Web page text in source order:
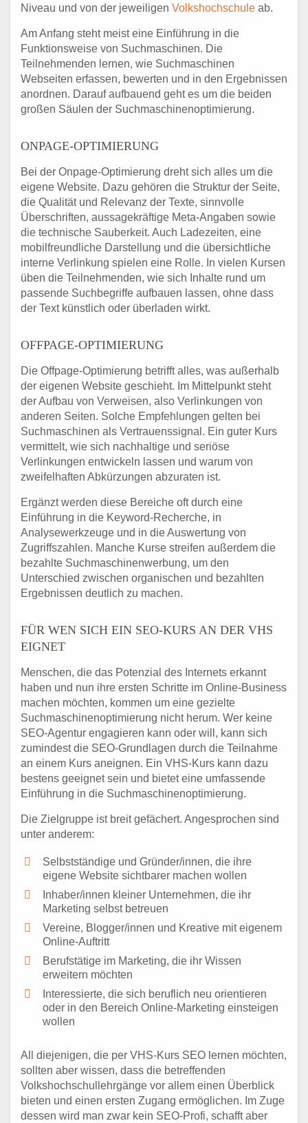
Niveau und von der jeweiligen Volkshochschule ab.
Am Anfang steht meist eine Einführung in die
Funktionsweise von Suchmaschinen. Die
Teilnehmenden lernen, wie Suchmaschinen
Webseiten erfassen, bewerten und in den Ergebnissen
anordnen. Darauf aufbauend geht es um die beiden
großen Säulen der Suchmaschinenoptimierung.
ONPAGE-OPTIMIERUNG
Bei der Onpage-Optimierung dreht sich alles um die
eigene Website. Dazu gehören die Struktur der Seite,
die Qualität und Relevanz der Texte, sinnvolle
Überschriften, aussagekräftige Meta-Angaben sowie
die technische Sauberkeit. Auch Ladezeiten, eine
mobilfreundliche Darstellung und die übersichtliche
interne Verlinkung spielen eine Rolle. In vielen Kursen
üben die Teilnehmenden, wie sich Inhalte rund um
passende Suchbegriffe aufbauen lassen, ohne dass
der Text künstlich oder überladen wirkt.
OFFPAGE-OPTIMIERUNG
Die Offpage-Optimierung betrifft alles, was außerhalb
der eigenen Website geschieht. Im Mittelpunkt steht
der Aufbau von Verweisen, also Verlinkungen von
anderen Seiten. Solche Empfehlungen gelten bei
Suchmaschinen als Vertrauenssignal. Ein guter Kurs
vermittelt, wie sich nachhaltige und seriöse
Verlinkungen entwickeln lassen und warum von
zweifelhaften Abkürzungen abzuraten ist.
Ergänzt werden diese Bereiche oft durch eine
Einführung in die Keyword-Recherche, in
Analysewerkzeuge und in die Auswertung von
Zugriffszahlen. Manche Kurse streifen außerdem die
bezahlte Suchmaschinenwerbung, um den
Unterschied zwischen organischen und bezahlten
Ergebnissen deutlich zu machen.
FÜR WEN SICH EIN SEO-KURS AN DER VHS
EIGNET
Menschen, die das Potenzial des Internets erkannt
haben und nun ihre ersten Schritte im Online-Business
machen möchten, kommen um eine gezielte
Suchmaschinenoptimierung nicht herum. Wer keine
SEO-Agentur engagieren kann oder will, kann sich
zumindest die SEO-Grundlagen durch die Teilnahme
an einem Kurs aneignen. Ein VHS-Kurs kann dazu
bestens geeignet sein und bietet eine umfassende
Einführung in die Suchmaschinenoptimierung.
Die Zielgruppe ist breit gefächert. Angesprochen sind
unter anderem:
Selbstständige und Gründer/innen, die ihre
eigene Website sichtbarer machen wollen
Inhaber/innen kleiner Unternehmen, die ihr
Marketing selbst betreuen
Vereine, Blogger/innen und Kreative mit eigenem
Online-Auftritt
Berufstätige im Marketing, die ihr Wissen
erweitern möchten
Interessierte, die sich beruflich neu orientieren
oder in den Bereich Online-Marketing einsteigen
wollen
All diejenigen, die per VHS-Kurs SEO lernen möchten,
sollten aber wissen, dass die betreffenden
Volkshochschullehrgänge vor allem einen Überblick
bieten und einen ersten Zugang ermöglichen. Im Zuge
dessen wird man zwar kein SEO-Profi, schafft aber